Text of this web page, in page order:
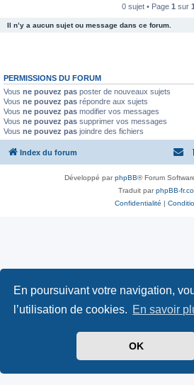
En poursuivant votre navigation,
l’utilisation de cookies. En savoir
OK
0 sujet • Page 1 sur 1
Il n’y a aucun sujet ou message dans ce forum.
PERMISSIONS DU FORUM
Vous ne pouvez pas poster de nouveaux sujets
Vous ne pouvez pas répondre aux sujets
Vous ne pouvez pas modifier vos messages
Vous ne pouvez pas supprimer vos messages
Vous ne pouvez pas joindre des fichiers
Index du forum
Développé parphpBB® Forum
Traduit parphpBB-
Confidentialité |